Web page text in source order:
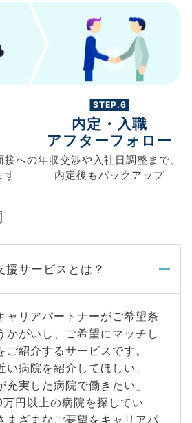
接への
す
STEP.6
内定・入職
アフターフォロー
年収交渉や入社日調整まで、
内定後もバックアップ
援サービスとは？
ャリアパートナーがご希望条
かがいし、ご希望にマッチし
ご紹介するサービスです。
い病院を紹介してほしい」
充実した病院で働きたい」
万円以上の病院を探してい
まざまなご要望をキャリアパ